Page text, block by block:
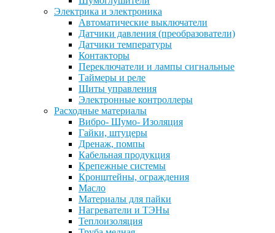
Электрика и электроника
Автоматические выключатели
Датчики давления (преобразователи)
Датчики температуры
Контакторы
Переключатели и лампы сигнальные
Таймеры и реле
Щиты управления
Электронные контроллеры
Расходные материалы
Вибро- Шумо- Изоляция
Гайки, штуцеры
Дренаж, помпы
Кабельная продукция
Крепежные системы
Кронштейны, ограждения
Масло
Материалы для пайки
Нагреватели и ТЭНы
Теплоизоляция